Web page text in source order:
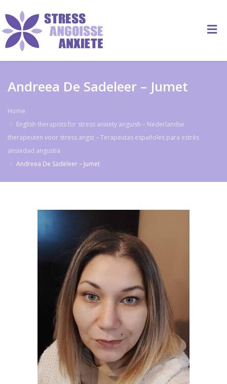
Andreea De Sadeleer – Jumet
Home
English therapists for stress anxiety anguish – Nederlandse
therapeuten voor stress angst – Terapeutas españoles para estrés
ansiedad angustia
Andreea De Sadeleer – Jumet